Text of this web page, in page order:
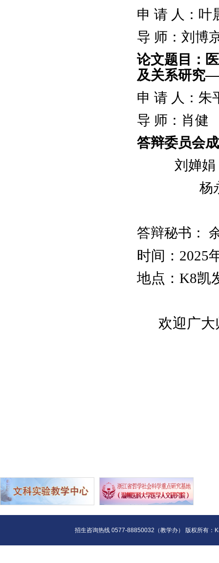
申 请 人：叶
导 师：刘博
论文题目：
及关系研究—
申 请 人：朱
导 师：肖健
答辩委员会
刘婵娟
杨
答辩秘书：
时间： 2025
地点：K8凯
欢迎广
招生咨询热线 0577-88850032（教学办） 版权所有